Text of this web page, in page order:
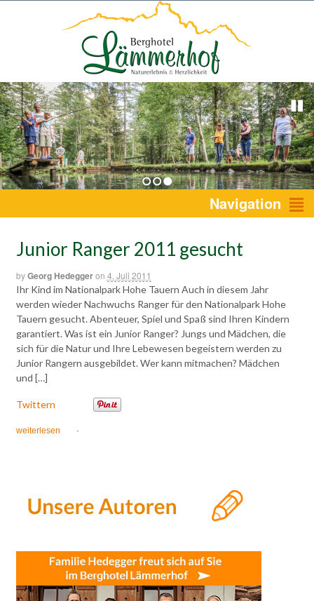
1 2 3 Navigation
Junior Ranger 2011 gesucht
byGeorg Hedeggeron 4. Juli 2011
Ihr Kind im Nationalpark Hohe Tauern Auch in diesem Jahr
werden wieder Nachwuchs Ranger für den Nationalpark Hohe
Tauern gesucht. Abenteuer, Spiel und Spaß sind Ihren Kindern
garantiert. Was ist ein Junior Ranger? Jungs und Mädchen, die
sich für die Natur und Ihre Lebewesen begeistern werden zu
Junior Rangern ausgebildet. Wer kann mitmachen? Mädchen
und […]
Twittern
weiterlesen ·